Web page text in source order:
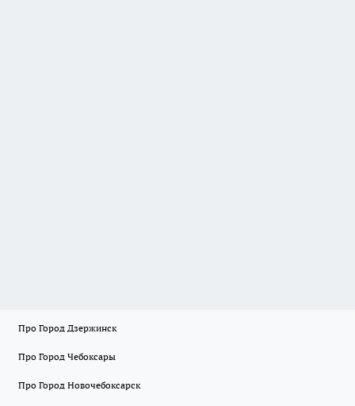
Про Город Дзержинск
Про Город Чебоксары
Про Город Новочебоксарск